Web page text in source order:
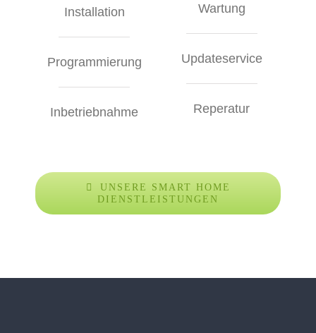
Installation
Programmierung
Inbetriebnahme
Wartung
Updateservice
Reperatur
UNSERE SMART HOME
DIENSTLEISTUNGEN